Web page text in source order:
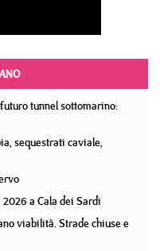
tunnel sottomarino:
sequestrati caviale,
a Cala dei Sardi
viabilità. Strade chiuse e